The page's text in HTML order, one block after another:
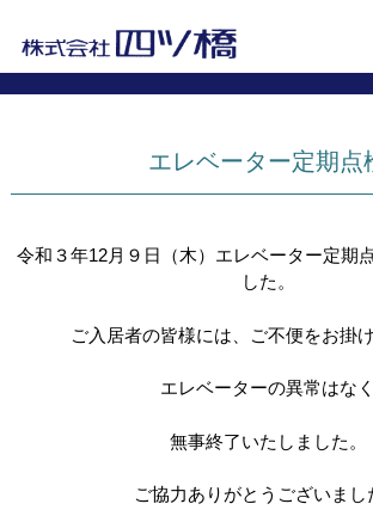
エレベーター定期点
令和３年12月９日（木）エレベーター定期
した。
ご入居者の皆様には、ご不便をお掛
エレベーターの異常はなく
無事終了いたしました。
ご協力ありがとうございまし